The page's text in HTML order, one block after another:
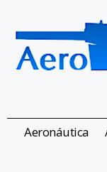
Aeronáutica